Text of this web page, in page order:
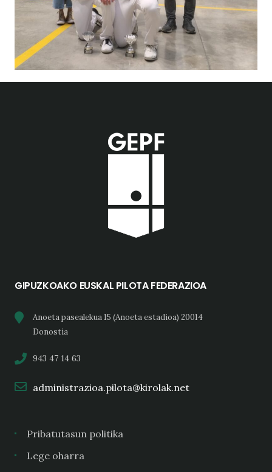
GIPUZKOAKO EUSKAL PILOTA FEDERAZIOA
Anoeta pasealekua 15 (Anoeta estadioa) 20014
Donostia
943 47 14 63
administrazioa.pilota@kirolak.net
Pribatutasun politika
Lege oharra